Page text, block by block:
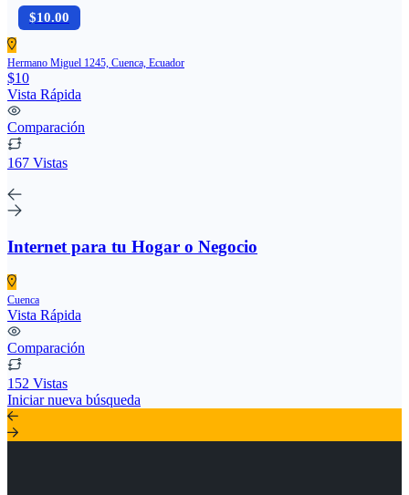
$10.00
Hermano Miguel 1245, Cuenca, Ecuador
$10
Vista Rápida
Comparación
167 Vistas
Internet para tu Hogar o Negocio
Cuenca
Vista Rápida
Comparación
152 Vistas
Iniciar nueva búsqueda